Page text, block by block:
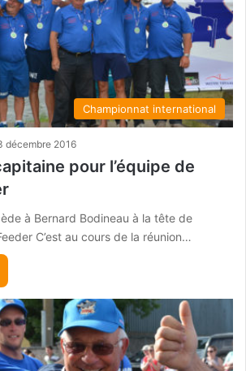
Championnat international
décembre 2016
pour l’équipe de
à Bernard Bodineau à la tête de
C’est au cours de la réunion…